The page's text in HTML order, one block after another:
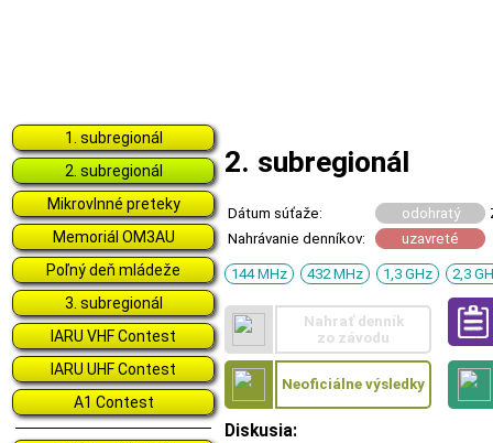
1. subregionál
2. subregionál
Mikrovlnné preteky
Memoriál OM3AU
Poľný deň mládeže
3. subregionál
IARU VHF Contest
IARU UHF Contest
A1 Contest
2. subregionál
Dátum súťaže: odohratý
Nahrávanie denníkov:
uzavreté
144 MHz 432 MHz 1,3 GHz 2,3
Nahrať denník
zo závodu
Neoficiálne výsledky
Diskusia: